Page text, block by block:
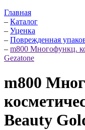
Главная
– Каталог
– Уценка
– Поврежденная
– m800 Многофункц.
Gezatone
m800
Beauty